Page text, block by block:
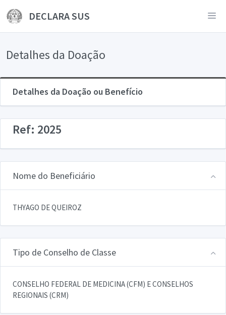
DECLARA SUS
Detalhes da Doação
Detalhes da Doação ou Benefício
Ref: 2025
Nome do Beneficiário
THYAGO DE QUEIROZ
Tipo de Conselho de Classe
CONSELHO FEDERAL DE MEDICINA (CFM) E CONSELHOS
REGIONAIS (CRM)